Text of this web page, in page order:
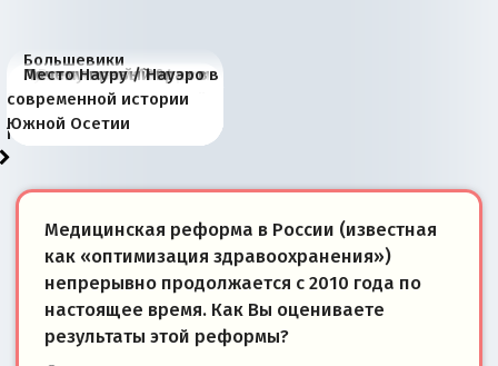
Большевики
отличаются от «Яблока»
тем, что они -
победители
Киевская марионетка
Запада рассказала о
«переобувании» хозяев
В России назрели
перемены: 15 шагов к
суверенной экономике
Миграционный пожар
Европы
Россия начинает
сбрасывать балласт
Анкориджа
Россия зимой 1904
года: первые уступки во
внутренней политике
Русская нация вчера и
сегодня
Почему правый крах в
Варшаве не поможет её
отношениям с Россией?
Место Науру / Науэро в
современной истории
Южной Осетии
Медицинская реформа в России (известная
как «оптимизация здравоохранения»)
непрерывно продолжается с 2010 года по
настоящее время. Как Вы оцениваете
результаты этой реформы?